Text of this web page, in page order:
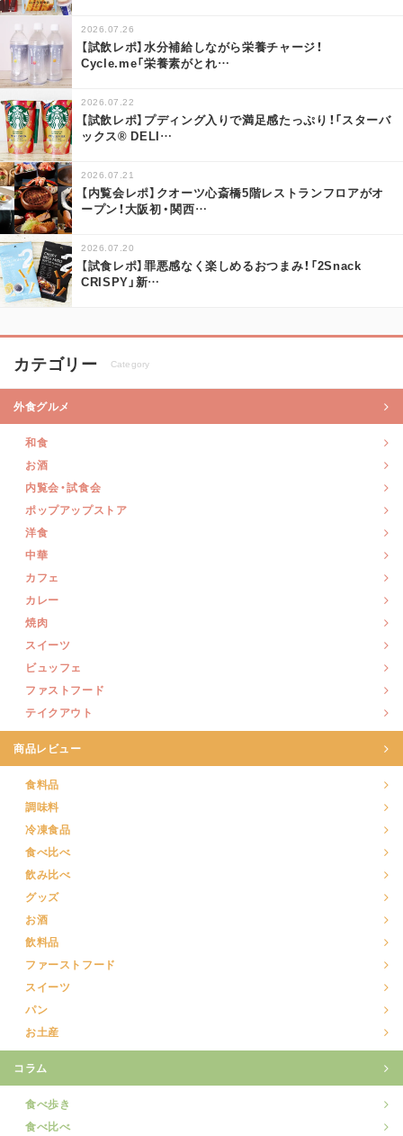
2026.07.26
【試飲レポ】水分補給しながら栄養チャージ！
Cycle.me「栄養素がとれ…
2026.07.22
【試飲レポ】プディング入りで満足感たっぷり！「スターバ
ックス® DELI…
2026.07.21
【内覧会レポ】クオーツ心斎橋5階レストランフロアがオ
ープン！大阪初・関西…
2026.07.20
【試食レポ】罪悪感なく楽しめるおつまみ！「2Snack
CRISPY」新…
カテゴリー Category
外食グルメ
和食
お酒
内覧会・試食会
ポップアップストア
洋食
中華
カフェ
カレー
焼肉
スイーツ
ビュッフェ
ファストフード
テイクアウト
商品レビュー
食料品
調味料
冷凍食品
食べ比べ
飲み比べ
グッズ
お酒
飲料品
ファーストフード
スイーツ
パン
お土産
コラム
食べ歩き
食べ比べ